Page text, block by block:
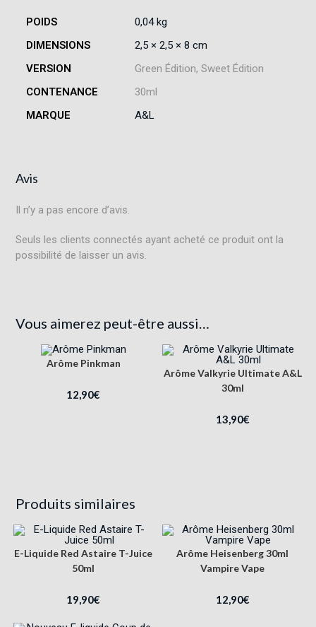
POIDS
0,04 kg
DIMENSIONS
2,5 × 2,5 × 8 cm
VERSION
Green Édition, Sweet Édition
CONTENANCE
30ml
MARQUE
A&L
Avis
Il n’y a pas encore d’avis.
Seuls les clients connectés ayant acheté ce produit ont la
possibilité de laisser un avis.
Vous aimerez peut-être aussi…
Arôme Pinkman
12,90€
Arôme Valkyrie Ultimate A&L
30ml
13,90€
Produits similaires
E-Liquide Red Astaire T-Juice
50ml
19,90€
Arôme Heisenberg 30ml
Vampire Vape
12,90€